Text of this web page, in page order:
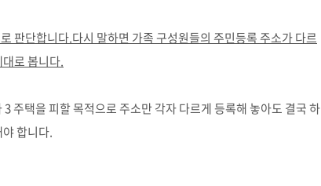
판단합니다.다시 말하면 가족 구성원들의 주민등록 주소가 다르
로 봅니다.
주택을 피할 목적으로 주소만 각자 다르게 등록해 놓아도 결국 하
합니다.